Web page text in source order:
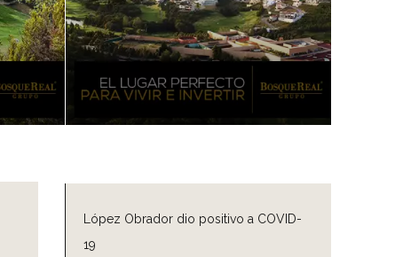
López Obrador dio positivo a COVID-
19